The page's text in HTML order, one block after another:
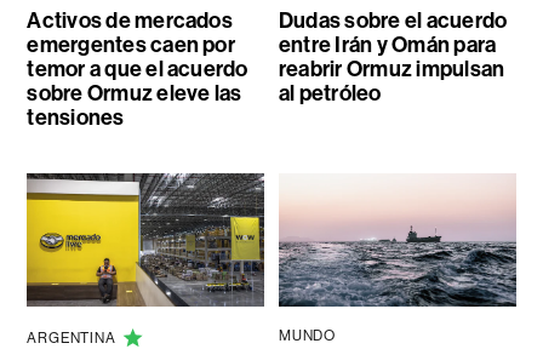
Activos de mercados
emergentes caen por
temor a que el acuerdo
sobre Ormuz eleve las
tensiones
Dudas sobre el acuerdo
entre Irán y Omán para
reabrir Ormuz impulsan
al petróleo
ARGENTINA MUNDO